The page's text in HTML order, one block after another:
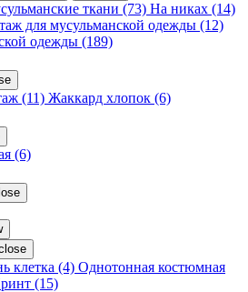
ткани (73) На никах (14)
для мусульманской одежды (12)
одежды (189)
(11) Жаккард хлопок (6)
(6)
клетка (4) Однотонная костюмная
(15)